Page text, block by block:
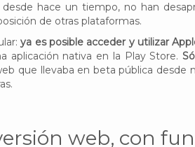
hace un tiempo, no han
de otras plataformas.
ya es posible acceder y utilizar
aplicación nativa en la Play Store.
que llevaba en beta pública desde
web, con